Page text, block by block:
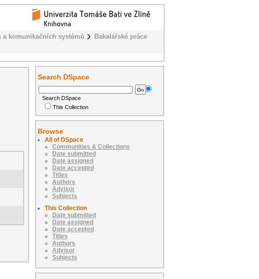
a komunikačních systémů
Bakalářské práce
Search DSpace
Search DSpace
This Collection
Browse
All of DSpace
Communities & Collections
Date submitted
Date assigned
Date accepted
Titles
Authors
Advisor
Subjects
This Collection
Date submitted
Date assigned
Date accepted
Titles
Authors
Advisor
Subjects